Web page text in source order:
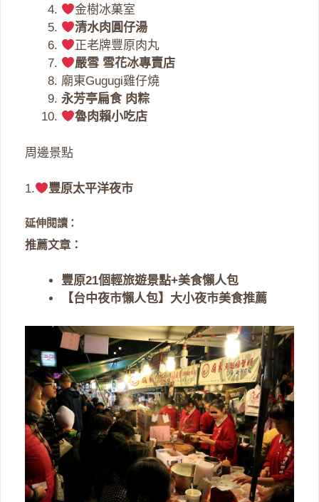
金樹冰菓室
清水肉圓仔湯
正老牌豐原肉丸
嚴雪 雪花冰專賣店
廟東Gugugi雞仔燒
永芳亭扁食 肉粽
魯肉賴小吃店
周邊景點
1. 豐原太平洋夜市
延伸閱讀：
推薦文章：
豐原21個輕旅遊景點+美食懶人包
【台中夜市懶人包】大小夜市美食推薦